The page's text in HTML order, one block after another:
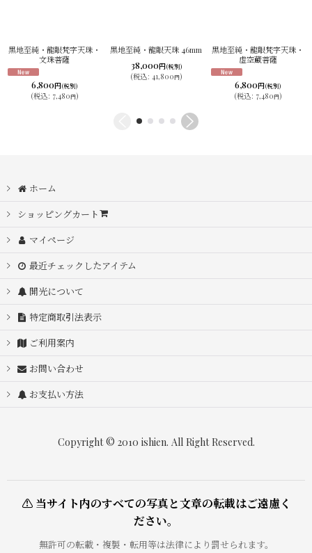
黒地至純・龍眼梵字天珠・
文珠菩薩
6,800円(税別)
(税込: 7,480円)
黒地至純・龍眼天珠 46mm
38,000円(税別)
(税込: 41,800円)
黒地至純・龍眼梵字天珠・
虚空蔵菩薩
6,800円(税別)
(税込: 7,480円)
ホーム
ショッピングカート
マイページ
最近チェックしたアイテム
開光について
特定商取引法表示
ご利用案内
お問い合わせ
お支払い方法
Copyright © 2010 ishien. All Right Reserved.
⚠ 当サイト内のすべての写真と文章の転載はご遠慮く
ださい。
無許可の転載・複製・転用等は法律により罰せられます。